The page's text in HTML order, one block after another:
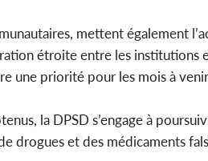
mettent également
étroite entre les institutions
une priorité pour les mois à
la DPSD s’engage à
drogues et des médicaments